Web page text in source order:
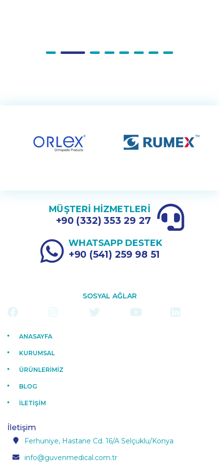
MÜŞTERİ HİZMETLERİ
+90 (332) 353 29 27
WHATSAPP DESTEK
+90 (541) 259 98 51
SOSYAL AĞLAR
ANASAYFA
KURUMSAL
ÜRÜNLERİMİZ
BLOG
İLETİŞİM
İletişim
Ferhuniye, Hastane Cd. 16/A Selçuklu/Konya
info@guvenmedical.com.tr